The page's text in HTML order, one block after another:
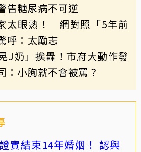
告糖尿病不可逆
太眼熟！ 網對照「5年前
呼：太勵志
J奶」挨轟！市府大動作發
小胸就不會被罵？
實結束14年婚姻！ 認與